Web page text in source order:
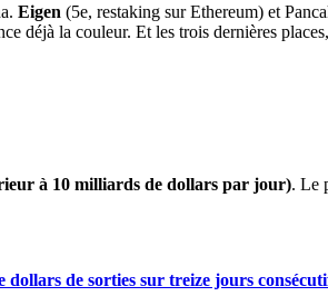
Eigen (5e, restaking sur Ethereum) et
déjà la couleur. Et les trois dernières places,
à 10 milliards de dollars par jour). Le
dollars de sorties sur treize jours